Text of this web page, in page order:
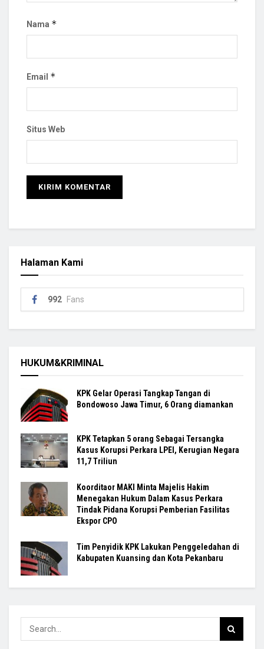
Nama *
Email *
Situs Web
Halaman Kami
992 Fans
HUKUM&KRIMINAL
KPK Gelar Operasi Tangkap Tangan di
Bondowoso Jawa Timur, 6 Orang diamankan
KPK Tetapkan 5 orang Sebagai Tersangka
Kasus Korupsi Perkara LPEI, Kerugian Negara
11,7 Triliun
Koorditaor MAKI Minta Majelis Hakim
Menegakan Hukum Dalam Kasus Perkara
Tindak Pidana Korupsi Pemberian Fasilitas
Ekspor CPO
Tim Penyidik KPK Lakukan Penggeledahan di
Kabupaten Kuansing dan Kota Pekanbaru